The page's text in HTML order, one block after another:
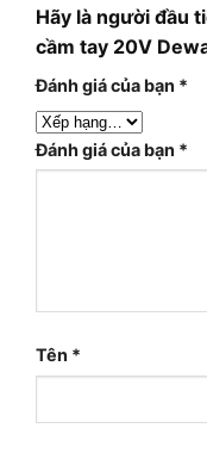
Hãy là người đầu
cầm tay 20V
Đánh giá của bạn *
Đánh giá của bạn *
Tên *